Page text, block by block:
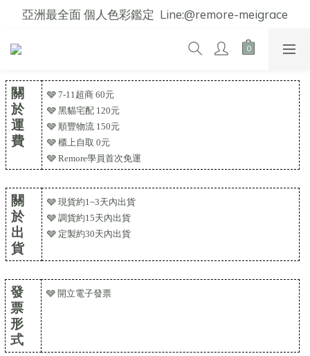
亞洲最全面 個人色彩鑑定  Line:@remore-meigrace
關
於
運
費
🩶 7-11超商 60元
🩶 黑貓宅配 120元
🩶 順豐物流 150元
🩶 櫃上自取 0元
🩶 Remore學員首次免運
關
於
出
貨
🩶 現貨約1~3天內出貨
🩶 調貨約15天內出貨
🩶 定製約30天內出貨
發
票
形
式
🩶 開立電子發票